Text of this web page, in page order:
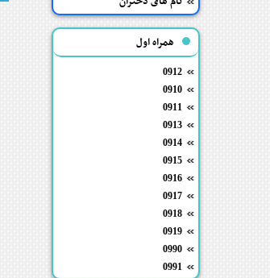
همراه اول
0912
0910
0911
0913
0914
0915
0916
0917
0918
0919
0990
0991